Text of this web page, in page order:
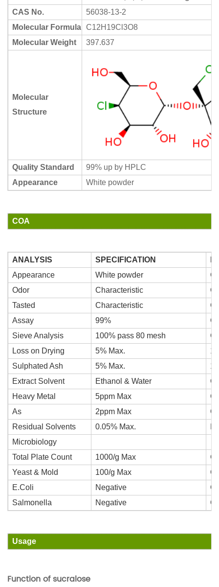
CAS No.
56038-13-2
Molecular Formula C12H19Cl3O8
Molecular Weight
397.637
Molecular
Structure
Quality Standard
99% up by HPLC
Appearance
White powder
COA
ANALYSIS SPECIFICATION
Appearance
White powder
Odor
Characteristic
Tasted
Characteristic
Assay
99%
Sieve Analysis
100% pass 80 mesh
Loss on Drying
5% Max.
Sulphated Ash
5% Max.
Extract Solvent
Ethanol & Water
Heavy Metal
5ppm Max
As
2ppm Max
Residual Solvents
0.05% Max.
Microbiology
Total Plate Count
1000/g Max
Yeast & Mold
100/g Max
E.Coli
Negative
Salmonella
Negative
Usage
Function of sucralose